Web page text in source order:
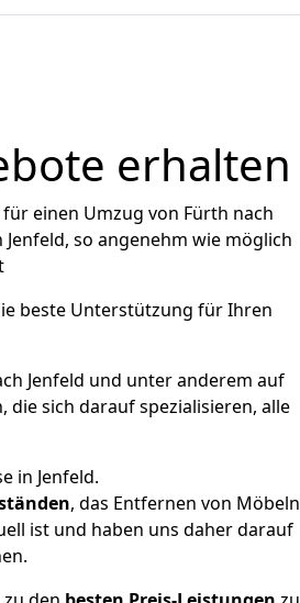
erhalten
einen Umzug von Fürth nach
so angenehm wie möglich
beste Unterstützung für Ihren
Jenfeld und unter anderem auf
sich darauf spezialisieren, alle
in Jenfeld.
, das Entfernen von Möbeln
ist und haben uns daher darauf